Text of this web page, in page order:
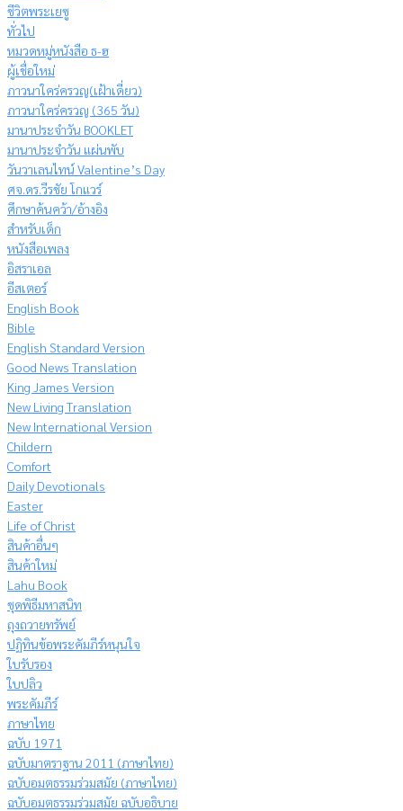
ชีวิตพระเยซู
ทั่วไป
หมวดหมู่หนังสือ ธ-ฮ
ผู้เชื่อใหม่
ภาวนาใคร่ครวญ(เฝ้าเดี่ยว)
ภาวนาใคร่ครวญ (365 วัน)
มานาประจำวัน BOOKLET
มานาประจำวัน แผ่นพับ
วันวาเลนไทน์ Valentine’s Day
ศจ.ดร.วีรชัย โกแวร์
ศึกษาค้นคว้า/อ้างอิง
สำหรับเด็ก
หนังสือเพลง
อิสราเอล
อีสเตอร์
English Book
Bible
English Standard Version
Good News Translation
King James Version
New Living Translation
New International Version
Childern
Comfort
Daily Devotionals
Easter
Life of Christ
สินค้าอื่นๆ
สินค้าใหม่
Lahu Book
ชุดพิธีมหาสนิท
ถุงถวายทรัพย์
ปฏิทินข้อพระคัมภีร์หนุนใจ
ใบรับรอง
ใบปลิว
พระคัมภีร์
ภาษาไทย
ฉบับ 1971
ฉบับมาตราฐาน 2011 (ภาษาไทย)
ฉบับอมตธรรมร่วมสมัย (ภาษาไทย)
ฉบับอมตธรรมร่วมสมัย ฉบับอธิบาย